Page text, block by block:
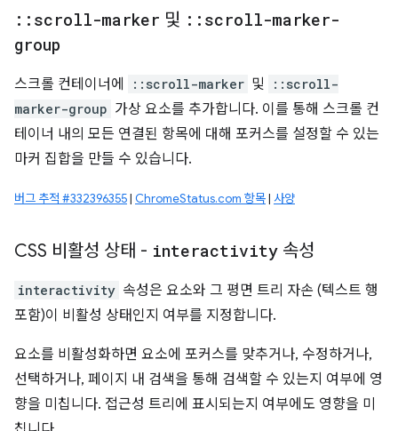
:: scroll-marker 및 :: scroll-marker-
group
스크롤 컨테이너에 ::scroll-marker 및
::scroll-
marker-group 가상 요소를 추가합니다. 이를 통해 스크롤 컨
테이너 내의 모든 연결된 항목에 대해 포커스를 설정할 수 있는
마커 집합을 만들 수 있습니다.
버그 추적 #332396355| ChromeStatus.com 항목| 사양
CSS 비활성 상태 - interactivity 속성
interactivity 속성은 요소와 그 평면 트리 자손 (텍스트 행
포함)이 비활성 상태인지 여부를 지정합니다.
요소를 비활성화하면 요소에 포커스를 맞추거나, 수정하거나,
선택하거나, 페이지 내 검색을 통해 검색할 수 있는지 여부에 영
향을 미칩니다. 접근성 트리에 표시되는지 여부에도 영향을 미